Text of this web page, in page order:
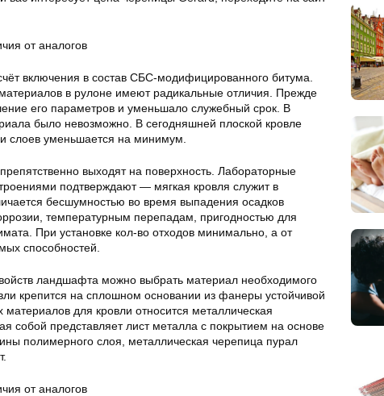
включения в состав СБС-модифицированного битума.
в рулоне имеют радикальные отличия. Прежде
его параметров и уменьшало служебный срок. В
было невозможно. В сегодняшней плоской кровле
слоев уменьшается на минимум.
выходят на поверхность. Лабораторные
подтверждают — мягкая кровля служит в
бесшумностью во время выпадения осадков
температурным перепадам, пригодностью для
При установке кол-во отходов минимально, а от
способностей.
ландшафта можно выбрать материал необходимого
крепится на сплошном основании из фанеры устойчивой
для кровли относится металлическая
собой представляет лист металла с покрытием на основе
полимерного слоя, металлическая черепица пурал